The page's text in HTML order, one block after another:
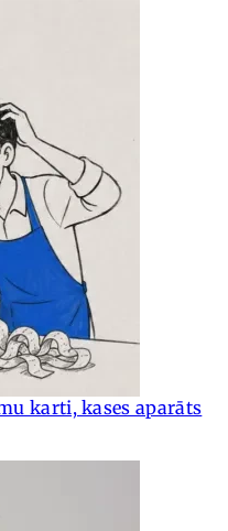
karti, kases aparāts